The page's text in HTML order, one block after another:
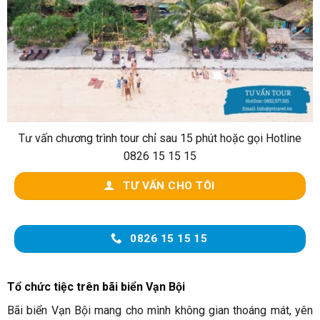
Tư vấn chương trình tour chỉ sau 15 phút hoặc gọi Hotline
0826 15 15 15
TƯ VẤN CHO TÔI
0826 15 15 15
Tổ chức tiệc trên bãi biển Vạn Bội
Bãi biển Vạn Bội mang cho mình không gian thoáng mát, yên